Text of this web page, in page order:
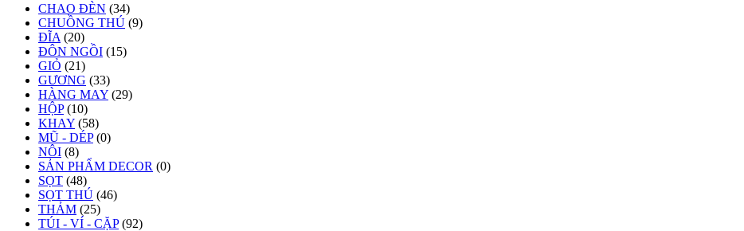
CHAO ĐÈN (34)
CHUỒNG THÚ (9)
ĐĨA (20)
ĐÔN NGỒI (15)
GIỎ (21)
GƯƠNG (33)
HÀNG MAY (29)
HỘP (10)
KHAY (58)
MŨ - DÉP (0)
NÔI (8)
SẢN PHẨM DECOR (0)
SỌT (48)
SỌT THÚ (46)
THẢM (25)
TÚI - VÍ - CẶP (92)